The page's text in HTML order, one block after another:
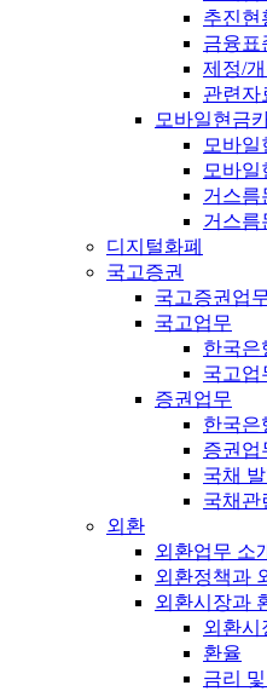
추진현
금융표
제정/
관련자
모바일현금
모바일
모바
거스름
거스름
디지털화폐
국고증권
국고증권업
국고업무
한국은
국고업
증권업무
한국은
증권업
국채
국채관
외환
외환업무 소
외환정책과
외환시장과
외환시
환율
금리